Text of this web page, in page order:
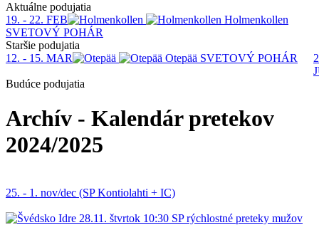
Aktuálne podujatia
19. - 22. FEB
Holmenkollen
SVETOVÝ POHÁR
Staršie podujatia
12. - 15. MAR
Otepää SVETOVÝ POHÁR
Budúce podujatia
Archív - Kalendár pretekov
2024/2025
25. - 1. nov/dec (SP Kontiolahti + IC)
Idre 28.11. štvrtok 10:30 SP rýchlostné preteky mužov